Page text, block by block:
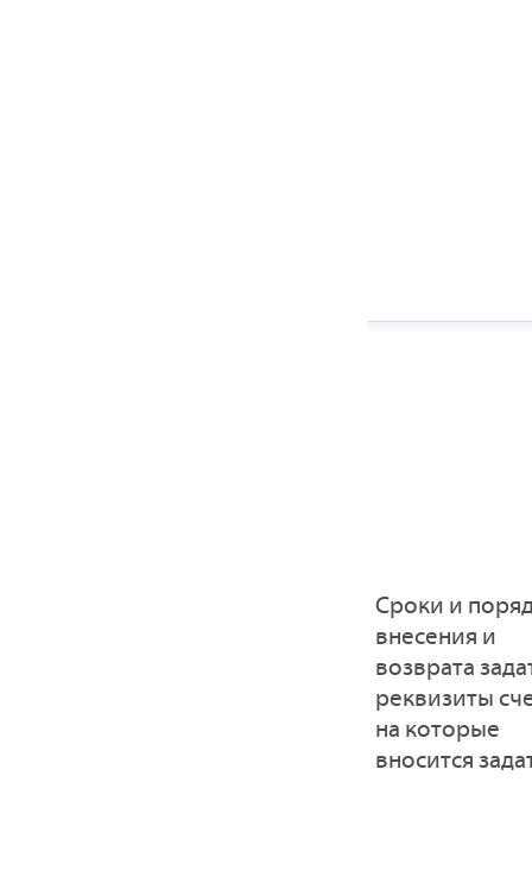
Сроки и
внесения и
возврата
реквизиты
на которые
вносится